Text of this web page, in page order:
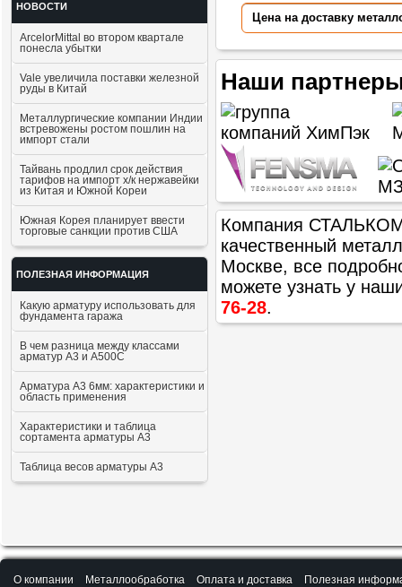
НОВОСТИ
ArcelorMittal во втором квартале
понесла убытки
Vale увеличила поставки железной
руды в Китай
Металлургические компании Индии
встревожены ростом пошлин на
импорт стали
Тайвань продлил срок действия
тарифов на импорт х/к нержавейки
из Китая и Южной Кореи
Южная Корея планирует ввести
торговые санкции против США
ПОЛЕЗНАЯ ИНФОРМАЦИЯ
Какую арматуру использовать для
фундамента гаража
В чем разница между классами
арматур А3 и А500С
Арматура А3 6мм: характеристики и
область применения
Характеристики и таблица
сортамента арматуры А3
Таблица весов арматуры А3
Цена на доставку
Наши
Компания СТАЛЬКОМ
качественный
Москве, все
можете узнать у
76-28.
О компании Металлообработка Оплата и доставка
Полезная